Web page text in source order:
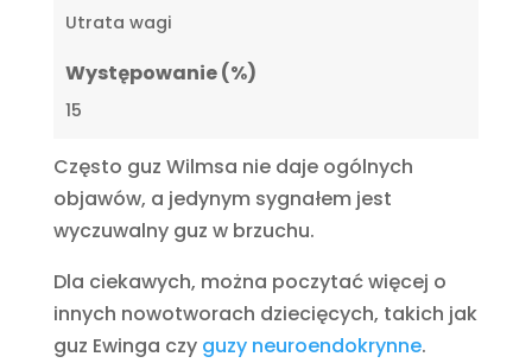
Utrata wagi
Występowanie (%)
15
Często guz Wilmsa nie daje ogólnych
objawów, a jedynym sygnałem jest
wyczuwalny guz w brzuchu.
Dla ciekawych, można poczytać więcej o
innych nowotworach dziecięcych, takich jak
guz Ewinga czy guzy neuroendokrynne.